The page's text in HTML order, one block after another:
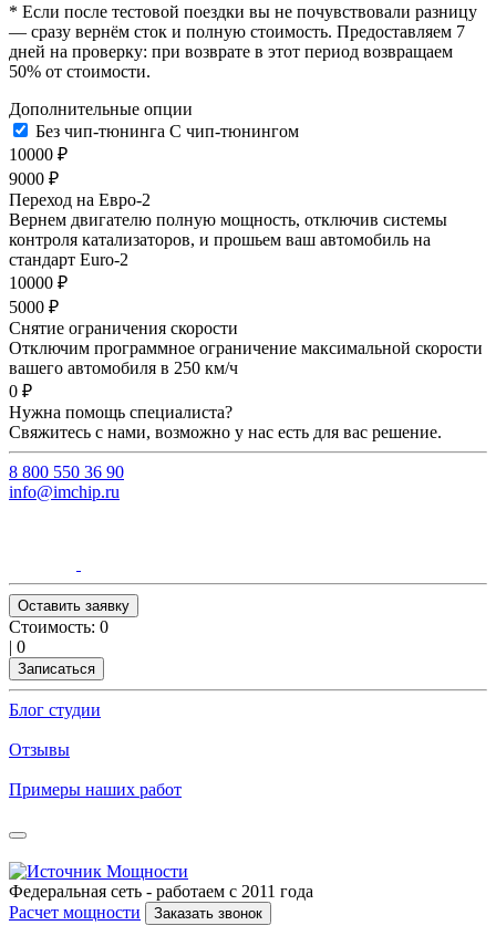
* Если после тестовой поездки вы не почувствовали разницу
— сразу вернём сток и полную стоимость. Предоставляем 7
дней на проверку: при возврате в этот период возвращаем
50% от стоимости.
Дополнительные опции
Без чип-тюнинга С чип-тюнингом
10000 ₽
9000 ₽
Переход на Евро-2
Вернем двигателю полную мощность, отключив системы
контроля катализаторов, и прошьем ваш автомобиль на
стандарт Euro-2
10000 ₽
5000 ₽
Снятие ограничения скорости
Отключим программное ограничение максимальной скорости
вашего автомобиля в 250 км/ч
0 ₽
Нужна помощь специалиста?
Свяжитесь с нами, возможно у нас есть для вас решение.
8 800 550 36 90
info@imchip.ru
Оставить заявку
Стоимость: 0
| 0
Записаться
Блог студии
Отзывы
Примеры наших работ
Федеральная сеть - работаем с 2011 года
Расчет мощности
Заказать звонок